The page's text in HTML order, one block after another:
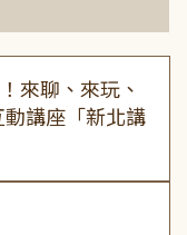
來聊、來玩、
動講座「新北講